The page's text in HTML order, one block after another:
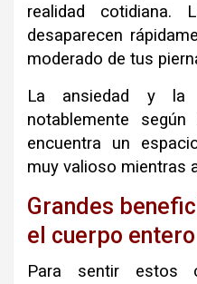
realidad cotidiana.
desaparecen
moderado de tus
La ansiedad y la
notablemente
encuentra un
muy valioso mientras
Grandes
el cuerpo entero
Para sentir estos